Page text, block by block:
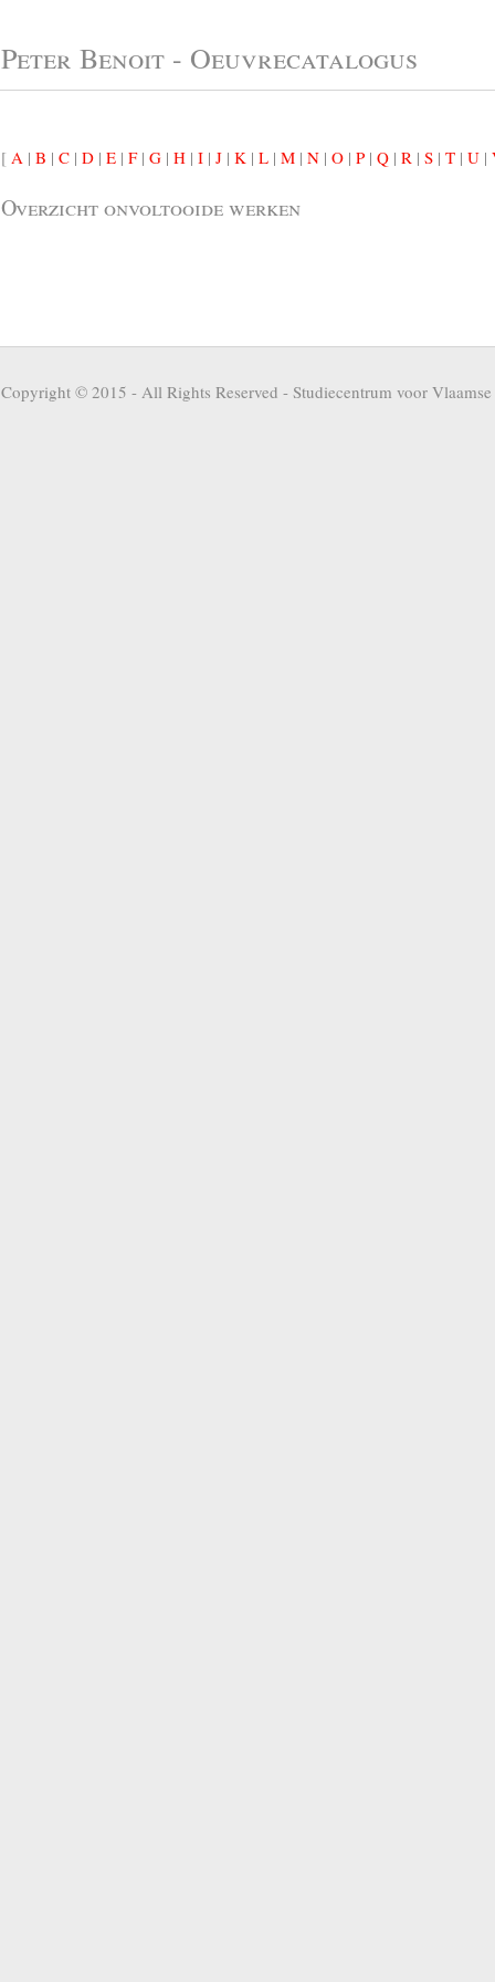
Peter Benoit - Oeuvrecatalogus
[ A | B | C | D | E | F| G | H | I | J | K | L | M | N | O | P | Q | R | S | T | U |
Overzicht onvoltooide werken
Copyright © 2015 - All Rights Reserved - Studiecentrum voor